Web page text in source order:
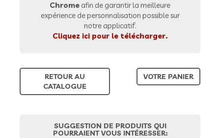
Chrome afin de garantir la meilleure
expérience de personnalisation possible sur
notre applicatif.
Cliquez ici pour le télécharger.
RETOUR AU
CATALOGUE
VOTRE PANIER
SUGGESTION DE PRODUITS QUI
POURRAIENT VOUS INTÉRESSER: